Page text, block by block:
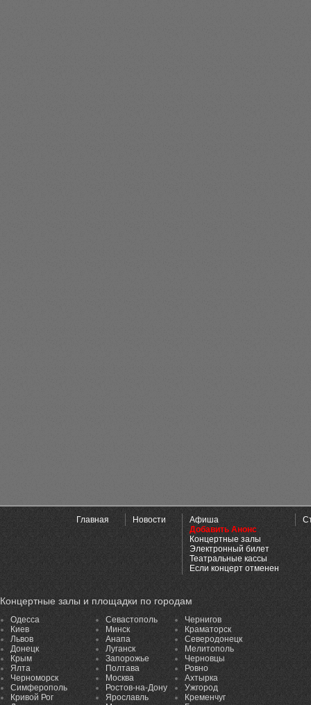
Главная Новости
Афиша
Добавить Анонс
Концертные залы
Электронный билет
Театральные кассы
Если концерт отменен
Концертные залы и площадки по городам
Одесса
Киев
Львов
Донецк
Крым
Ялта
Черноморск
Симферополь
Кривой Рог
Севастополь
Минск
Анапа
Луганск
Запорожье
Полтава
Москва
Ростов-на-Дону
Ярославль
Чернигов
Краматорск
Северодонецк
Мелитополь
Черновцы
Ровно
Ахтырка
Ужгород
Кременчуг